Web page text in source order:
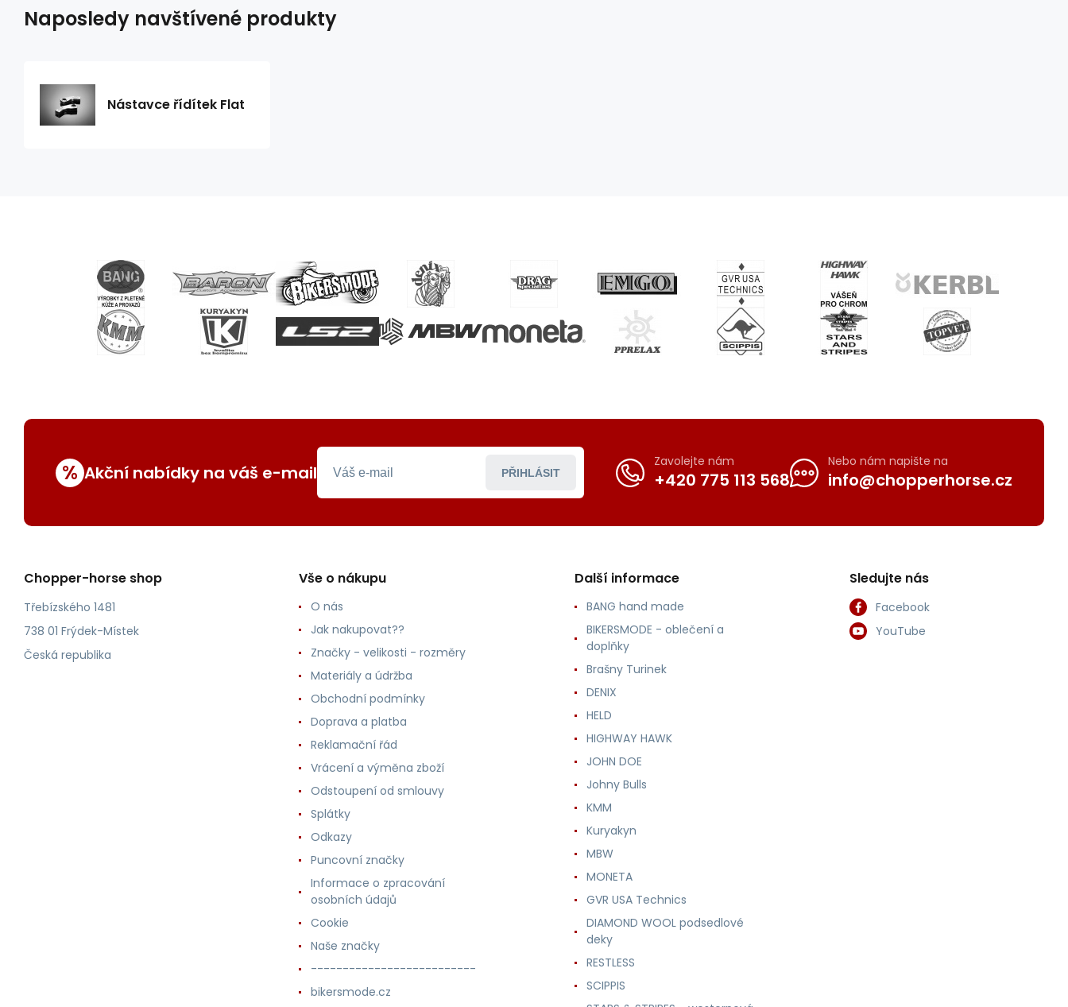
Naposledy navštívené produkty
Nástavce řídítek Flat
% Akční nabídky na váš e-mail PŘIHLÁSIT
Zavolejte nám
+420 775 113 568
Nebo nám napište na
info@chopperhorse.cz
Chopper-horse shop
Třebízského 1481
738 01 Frýdek-Místek
Česká republika
Vše o nákupu
O nás
Jak nakupovat??
Značky - velikosti - rozměry
Materiály a údržba
Obchodní podmínky
Doprava a platba
Reklamační řád
Vrácení a výměna zboží
Odstoupení od smlouvy
Splátky
Odkazy
Puncovní značky
Informace o zpracování
osobních údajů
Cookie
Naše značky
--------------------------
bikersmode.cz
Další informace
BANG hand made
BIKERSMODE - oblečení a
doplňky
Brašny Turinek
DENIX
HELD
HIGHWAY HAWK
JOHN DOE
Johny Bulls
KMM
Kuryakyn
MBW
MONETA
GVR USA Technics
DIAMOND WOOL podsedlové
deky
RESTLESS
SCIPPIS
Sledujte nás
Facebook
YouTube